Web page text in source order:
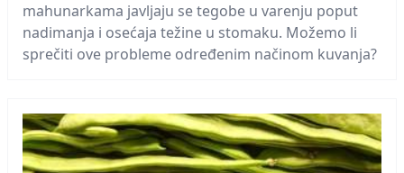
mahunarkama javljaju se tegobe u varenju poput
nadimanja i osećaja težine u stomaku. Možemo li
sprečiti ove probleme određenim načinom kuvanja?